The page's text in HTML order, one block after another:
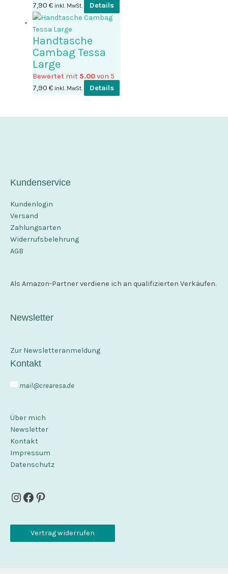
7,90 € inkl. MwSt. Details
Handtasche
Cambag Tessa
Large
Bewertet mit 5.00von 5
7,90 € inkl. MwSt. Details
Kundenservice
Kundenlogin
Versand
Zahlungsarten
Widerrufsbelehrung
AGB
Als Amazon-Partner verdiene ich an qualifizierten Verkäufen.
Newsletter
Zur Newsletteranmeldung
Kontakt
mail@crearesa.de
Über mich
Newsletter
Kontakt
Impressum
Datenschutz
Instagram
Facebook
Pinterest
Vertrag widerrufen